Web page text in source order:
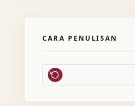
CARA PENULISAN